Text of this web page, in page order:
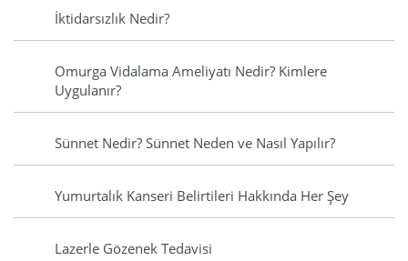
İktidarsızlık Nedir?
Omurga Vidalama Ameliyatı Nedir? Kimlere
Uygulanır?
Sünnet Nedir? Sünnet Neden ve Nasıl Yapılır?
Yumurtalık Kanseri Belirtileri Hakkında Her Şey
Lazerle Gözenek Tedavisi